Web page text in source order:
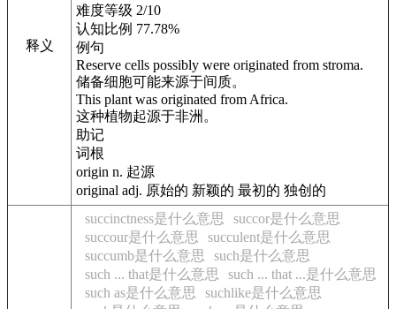
释义
难度等级 2/10
认知比例 77.78%
例句
Reserve cells possibly were originated from stroma.
储备细胞可能来源于间质。
This plant was originated from Africa.
这种植物起源于非洲。
助记
词根
origin n. 起源
original adj. 原始的 新颖的 最初的 独创的
succinctness是什么意思
succor是什么意思
succour是什么意思
succulent是什么意思
succumb是什么意思
such是什么意思
such ... that是什么意思
such ... that ...是什么意思
such as是什么意思
suchlike是什么意思